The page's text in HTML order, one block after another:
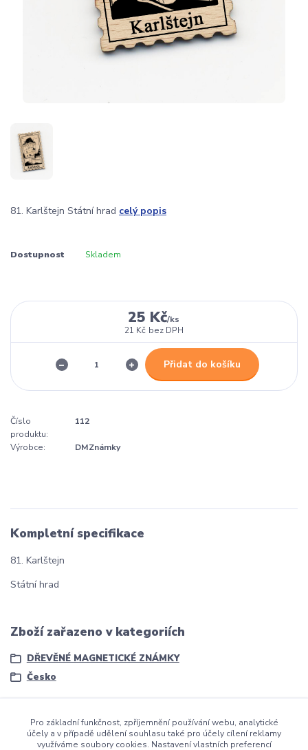
81. Karlštejn Státní hrad celý popis
Dostupnost Skladem
25 Kč/ks
21 Kč bez DPH
Přidat do košíku
Číslo
produktu:
112
Výrobce: DMZnámky
Kompletní specifikace
81. Karlštejn
Státní hrad
Zboží zařazeno v kategoriích
DŘEVĚNÉ MAGNETICKÉ ZNÁMKY
Česko
Pro základní funkčnost, zpříjemnění používání webu, analytické
účely a v případě udělení souhlasu také pro účely cílení reklamy
využíváme soubory cookies. Nastavení vlastních preferencí